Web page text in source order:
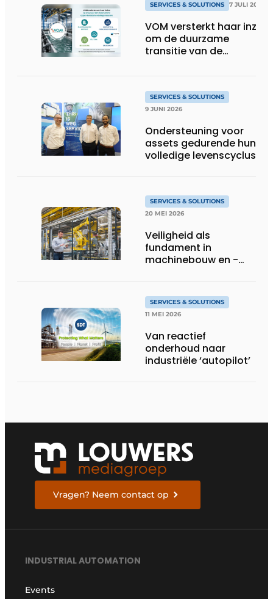
SERVICES & SOLUTIONS 7 JULI 2026
VOM versterkt haar inzet
om de duurzame
transitie van de
SERVICES & SOLUTIONS
9 JUNI 2026
Ondersteuning voor
assets gedurende hun
volledige levenscyclus
SERVICES & SOLUTIONS
20 MEI 2026
Veiligheid als
fundament in
machinebouw en -
SERVICES & SOLUTIONS
11 MEI 2026
Van reactief
onderhoud naar
industriële ‘autopilot’
Vragen? Neem contact op
INDUSTRIAL AUTOMATION
Events